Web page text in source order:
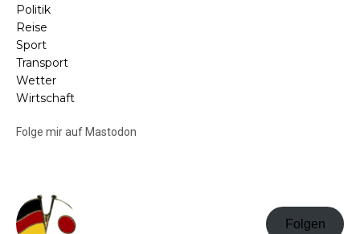
Politik
Reise
Sport
Transport
Wetter
Wirtschaft
Folge mir auf Mastodon
Folgen